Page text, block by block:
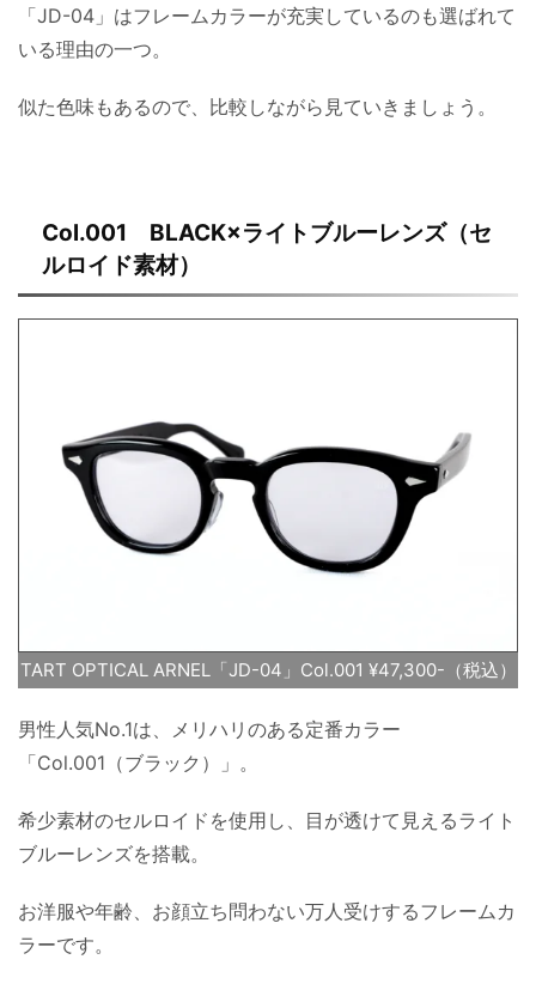
「JD-04」はフレームカラーが充実しているのも選ばれて
いる理由の一つ。
似た色味もあるので、比較しながら見ていきましょう。
Col.001 BLACK×ライトブルーレンズ（セ
ルロイド素材）
TART OPTICAL ARNEL「JD-04」Col.001 ¥47,300-（税込）
男性人気No.1は、メリハリのある定番カラー
「Col.001（ブラック）」。
希少素材のセルロイドを使用し、目が透けて見えるライト
ブルーレンズを搭載。
お洋服や年齢、お顔立ち問わない万人受けするフレームカ
ラーです。